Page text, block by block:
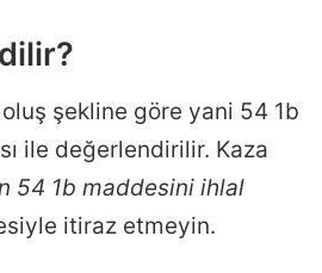
şekline göre yani 54 1b
ile değerlendirilir. Kaza
54 1b maddesini ihlal
itiraz etmeyin.